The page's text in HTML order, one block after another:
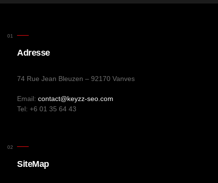
Adresse
74 Rue Jean Bleuzen – 92170 Vanves
Email: contact@keyzz-seo.com
Tel: +6 01 35 64 43
SiteMap